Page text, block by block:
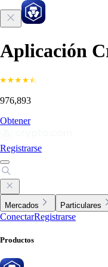
Aplicación
976,893
Obtener
Registrarse
Mercados Particulares
ConectarRegistrarse
Productos